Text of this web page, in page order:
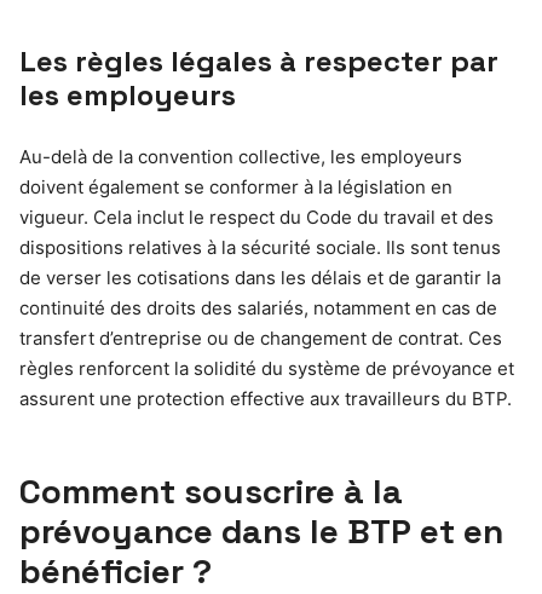
Les règles légales à respecter par
les employeurs
Au-delà de la convention collective, les employeurs
doivent également se conformer à la législation en
vigueur. Cela inclut le respect du Code du travail et des
dispositions relatives à la sécurité sociale. Ils sont tenus
de verser les cotisations dans les délais et de garantir la
continuité des droits des salariés, notamment en cas de
transfert d’entreprise ou de changement de contrat. Ces
règles renforcent la solidité du système de prévoyance et
assurent une protection effective aux travailleurs du BTP.
Comment souscrire à la
prévoyance dans le BTP et en
bénéficier ?